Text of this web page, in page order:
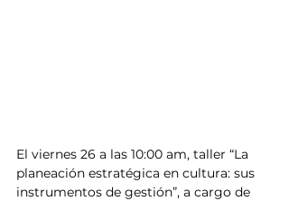
El viernes 26 a las 10:00 am, taller “La
planeación estratégica en cultura: sus
instrumentos de gestión”, a cargo de